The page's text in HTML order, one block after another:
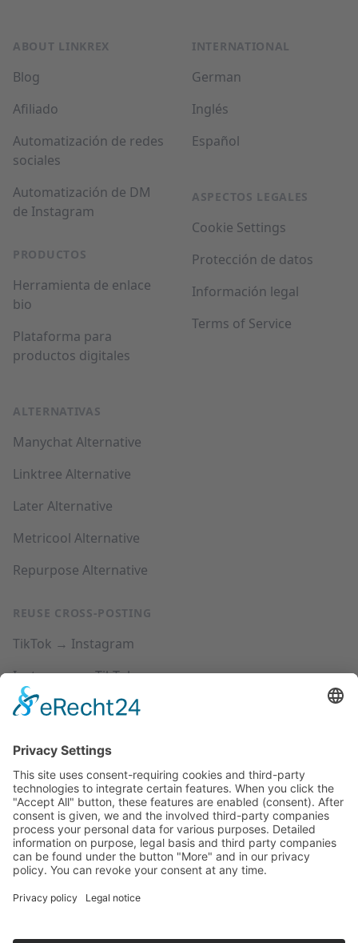
ABOUT LINKREX
Blog
Afiliado
Automatización de redes
sociales
Automatización de DM
de Instagram
PRODUCTOS
Herramienta de enlace
bio
Plataforma para
productos digitales
ALTERNATIVAS
Manychat Alternative
Linktree Alternative
Later Alternative
Metricool Alternative
Repurpose Alternative
REUSE CROSS-POSTING
TikTok → Instagram
Instagram → TikTok
YouTube → Instagram
SUPPORT
Precios
Centro de ayuda
Preguntas frecuentes
INTERNATIONAL
German
Inglés
Español
ASPECTOS LEGALES
Cookie Settings
Protección de datos
Información legal
Terms of Service